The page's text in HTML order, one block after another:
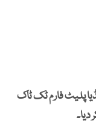
پلیٹ فارم ٹک ٹاک